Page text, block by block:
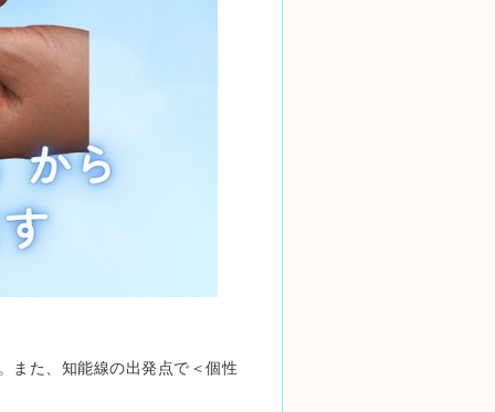
また、知能線の出発点で＜個性